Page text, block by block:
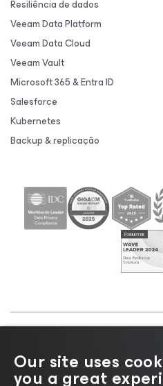
Resiliência de dados
Veeam Data Platform
Veeam Data Cloud
Veeam Vault
Microsoft 365 & Entra ID
Salesforce
Kubernetes
Backup & replicação
Aviso de Cookies|
licenciamento |
Our site uses
you a great